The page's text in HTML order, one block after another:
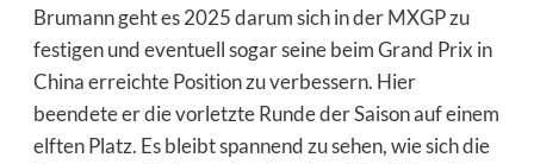
Brumann geht es 2025 darum sich in derMXGPzu
festigen und eventuell sogar seine beim Grand Prix in
China erreichte Position zu verbessern. Hier
beendete er die vorletzte Runde der Saison auf einem
elften Platz. Es bleibt spannend zu sehen, wie sich die